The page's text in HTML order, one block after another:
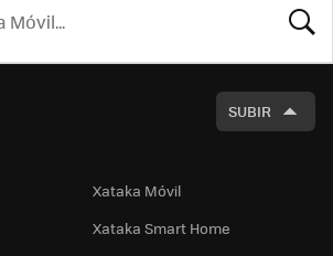
SUBIR
Xataka Móvil
Xataka Smart Home